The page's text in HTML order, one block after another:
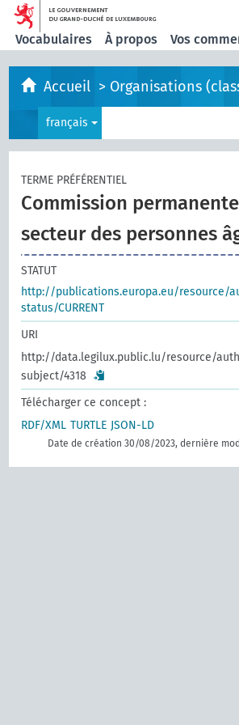
Vocabulaires À propos Vos
Accueil > Organisations
français
TERME PRÉFÉRENTIEL
Commission
secteur des personnes
STATUT
http://publications.europa.eu/resource/
status/CURRENT
URI
http://data.legilux.public.lu/resource/
subject/4318
Télécharger ce concept :
RDF/XML TURTLE JSON-LD
Date de création 30/08/2023, dernière